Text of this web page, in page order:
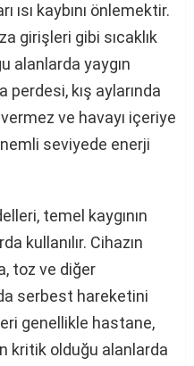
ısı kaybını önlemektir.
girişleri gibi sıcaklık
alanlarda yaygın
perdesi, kış aylarında
vermez ve havayı içeriye
seviyede enerji
temel kaygının
kullanılır. Cihazın
toz ve diğer
serbest hareketini
genellikle hastane,
kritik olduğu alanlarda